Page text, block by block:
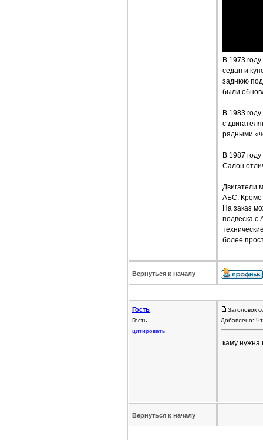
В 1973
седан и
заднюю
были
В 1983
с
рядными
В 1987
Салон
Двигатели
АБС. Кроме
На заказ
подвеска с
более
Вернуться к началу
Гость
Гость
цитировать
Заголовок
Добавлено:
каму нужна
Вернуться к началу